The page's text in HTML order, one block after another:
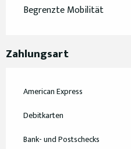
Begrenzte Mobilität
Zahlungsart
American Express
Debitkarten
Bank- und Postschecks